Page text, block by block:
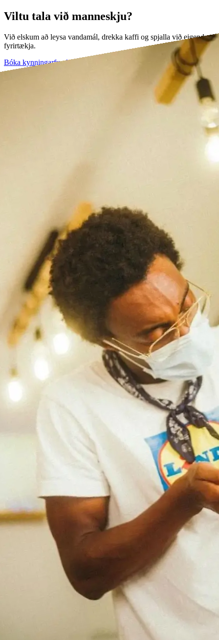
Viltu tala við manneskju?
Við elskum að leysa vandamál, drekka kaffi og spjalla við eigendur
fyrirtækja.
Bóka kynningarfund →